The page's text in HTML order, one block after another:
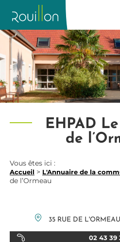
EHPAD
de
Vous êtes ici :
Accueil > L'Annuaire de la
de l’Ormeau
35 RUE DE
02 43 39